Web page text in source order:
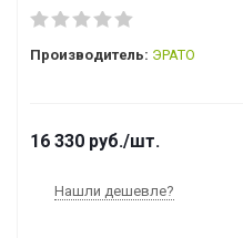
Производитель: ЭРАТО
16 330 руб./шт.
Нашли дешевле?